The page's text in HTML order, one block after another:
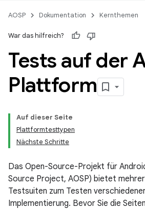
AOSP Dokumentation Kernthemen
War das hilfreich?
Tests auf der
Plattform
Auf dieser Seite
Plattformtesttypen
Nächste Schritte
Das Open-Source-Projekt für
Source Project, AOSP) bietet
Testsuiten zum Testen
Implementierung. Bevor Sie die